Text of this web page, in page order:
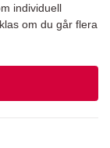
individuell
om du går flera